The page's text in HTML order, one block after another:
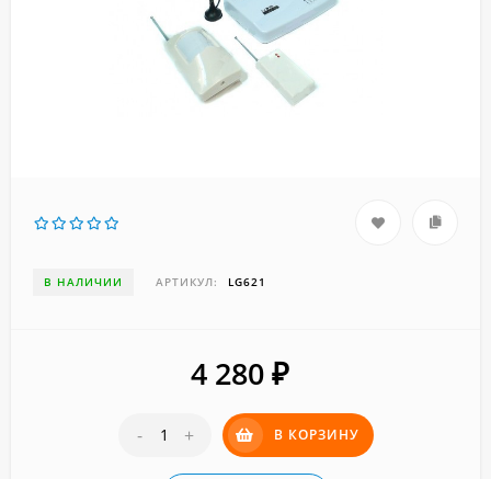
В НАЛИЧИИ АРТИКУЛ: LG621
4 280 ₽
- + В КОРЗИНУ